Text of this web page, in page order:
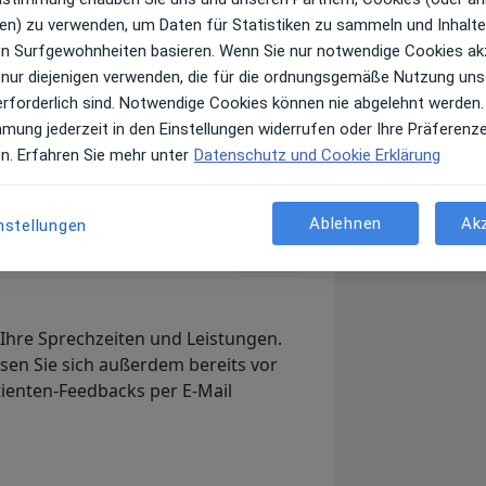
und Kosten
über Leistungen
Sprechzeiten und Leistungen.
Sie sich außerdem bereits vor
Feedbacks per E-Mail
zu verwenden, um Daten für Statistiken zu sammeln und
Surfgewohnheiten basieren. Wenn Sie nur notwendige Cookies
diejenigen verwenden, die für die ordnungsgemäße Nutzung
sind. Notwendige Cookies können nie abgelehnt werden.
jederzeit in den Einstellungen widerrufen oder Ihre
Erfahren Sie mehr unter Datenschutz und Cookie Erklärung
Ablehnen